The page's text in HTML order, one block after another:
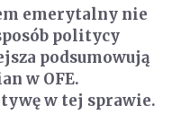
emerytalny nie
politycy
podsumowują
w OFE.
w tej sprawie.